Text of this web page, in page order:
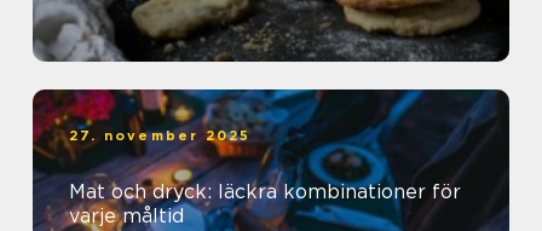
27. november 2025
Mat och dryck: läckra kombinationer för
varje måltid